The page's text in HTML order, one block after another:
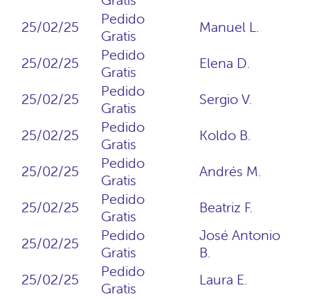
25/02/25
Pedido
Gratis
Manuel L.
25/02/25
Pedido
Gratis
Elena D.
25/02/25
Pedido
Gratis
Sergio V.
25/02/25
Pedido
Gratis
Koldo B.
25/02/25
Pedido
Gratis
Andrés M.
25/02/25
Pedido
Gratis
Beatriz F.
25/02/25
Pedido
Gratis
José Antonio
B.
25/02/25
Pedido
Gratis
Laura E.